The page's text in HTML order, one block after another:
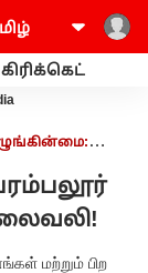
கிரிக்கெட்
மற்றும் பிற